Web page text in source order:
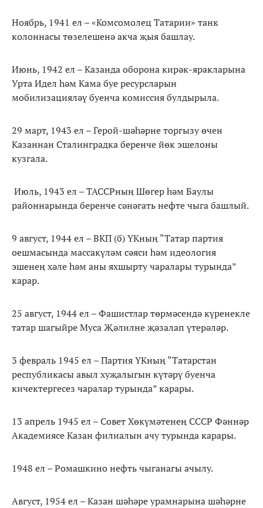
Ноябрь, 1941 ел – «Комсомолец Татарии» танк
колоннасы төзелешенә акча җыя башлау.
Июнь, 1942 ел – Казанда оборона кирәк-яракларына
Урта Идел һәм Кама буе ресурсларын
мобилизацияләү буенча комиссия булдырыла.
29 март, 1943 ел – Герой-шәһәрне торгызу өчен
Казаннан Сталинградка беренче йөк эшелоны
кузгала.
Июль, 1943 ел – ТАССРның Шөгер һәм Баулы
районнарында беренче сәнәгать нефте чыга башлый.
9 август, 1944 ел – ВКП (б) ҮКның “Татар партия
оешмасында массакүләм сәяси һәм идеология
эшенең хәле һәм аны яхшырту чаралары турында”
карар.
25 август, 1944 ел – Фашистлар төрмәсендә күренекле
татар шагыйре Муса Җәлилне җәзалап үтерәләр.
3 февраль 1945 ел – Партия ҮКның “Татарстан
республикасы авыл хуҗалыгын күтәрү буенча
кичектергесез чаралар турында” карары.
13 апрель 1945 ел – Совет Хөкүмәтенең СССР Фәннәр
Академиясе Казан филиалын ачу турында карары.
1948 ел – Ромашкино нефть чыганагы ачылу.
Август, 1954 ел – Казан шәһәре урамнарына шәһәрне